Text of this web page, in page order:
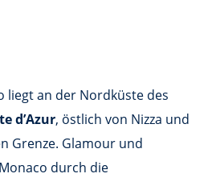
liegt an der Nordküste des
d’Azur, östlich von Nizza und
Grenze. Glamour und
durch die